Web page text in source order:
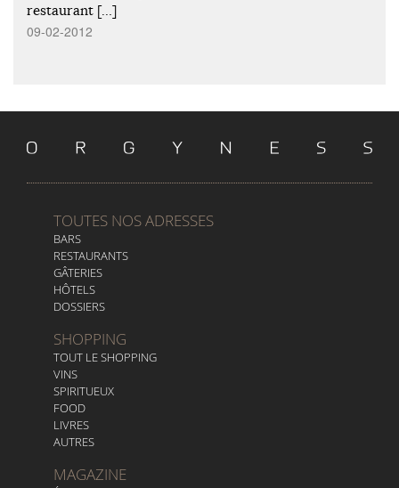
restaurant […]
09-02-2012
TOUTES NOS ADRESSES
BARS
RESTAURANTS
GÂTERIES
HÔTELS
DOSSIERS
SHOPPING
TOUT LE SHOPPING
VINS
SPIRITUEUX
FOOD
LIVRES
AUTRES
MAGAZINE